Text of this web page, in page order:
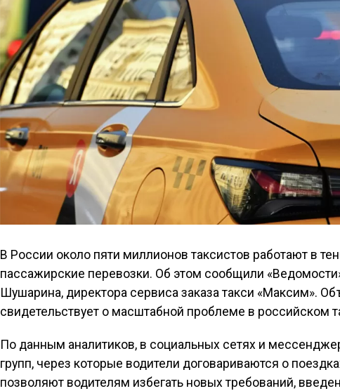
В России около пяти миллионов таксистов работают в
пассажирские перевозки. Об этом сообщили
Шушарина, директора сервиса заказа такси «Максим».
свидетельствует о масштабной проблеме в российском
По данным аналитиков, в социальных сетях и
групп, через которые водители договариваются о
позволяют водителям избегать новых требований,